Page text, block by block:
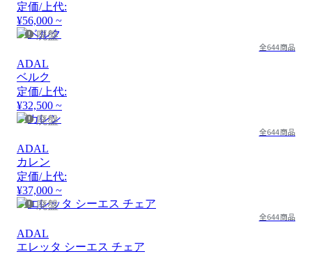
定価/上代:
¥56,000 ~
廃盤
全644商品
ADAL
ベルク
定価/上代:
¥32,500 ~
廃盤
全644商品
ADAL
カレン
定価/上代:
¥37,000 ~
廃盤
全644商品
ADAL
エレッタ シーエス チェア